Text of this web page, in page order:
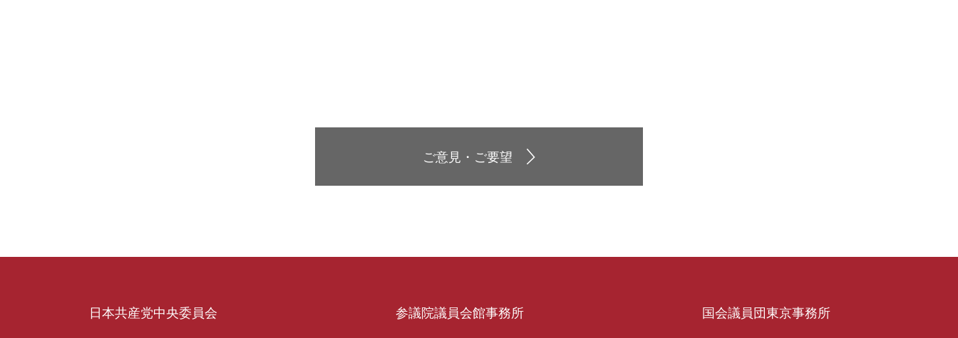
ご意見・ご要望
日本共産党中央委員会 参議院議員会館事務所 国会議員団東京事務所